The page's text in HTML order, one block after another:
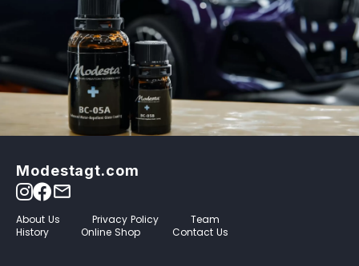
Modestagt.com
mail_outline
About Us Privacy Policy
Team
History
Online Shop Contact Us